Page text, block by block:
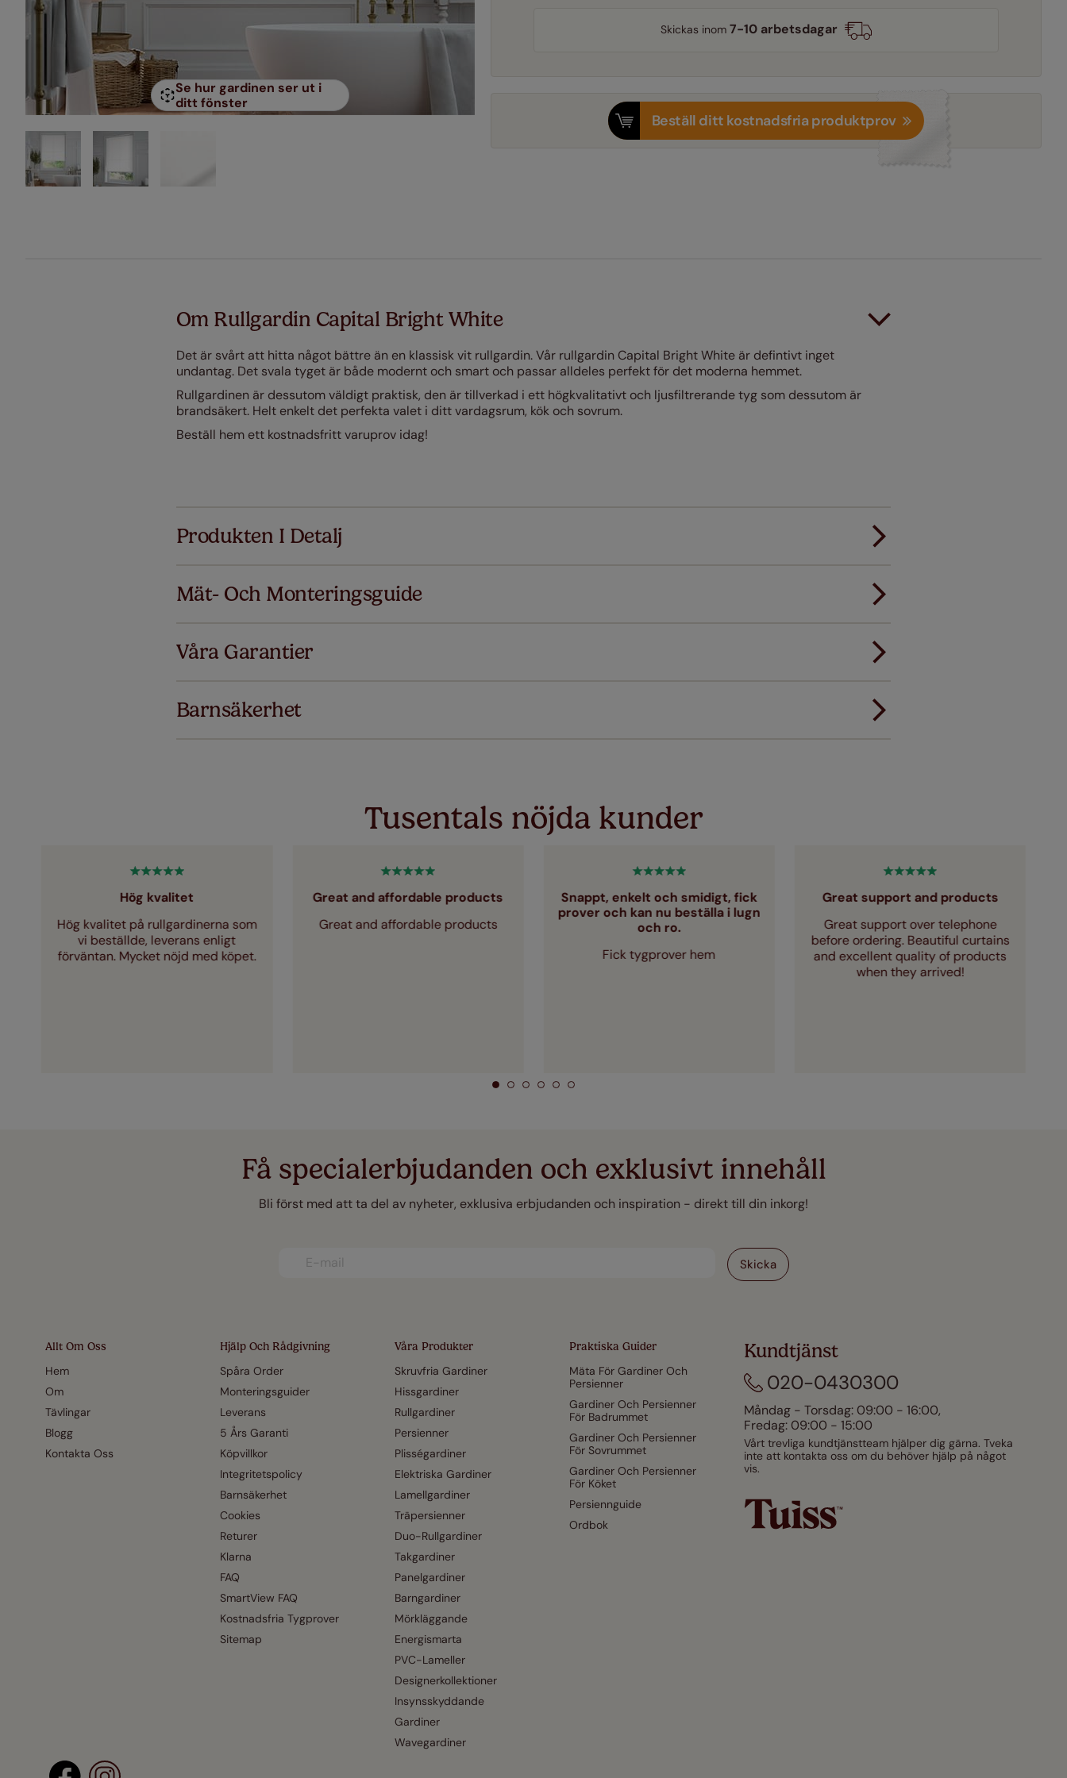
Se hur gardinen ser ut i
ditt fönster
Skickas inom 7-10 arbetsdagar
Beställ ditt kostnadsfria produktprov
Om Rullgardin Capital Bright White
Det är svårt att hitta något bättre än en klassisk vit rullgardin. Vår rullgardin Capital Bright White är defintivt inget
undantag. Det svala tyget är både modernt och smart och passar alldeles perfekt för det moderna hemmet.
Rullgardinen är dessutom väldigt praktisk, den är tillverkad i ett högkvalitativt och ljusfiltrerande tyg som dessutom är
brandsäkert. Helt enkelt det perfekta valet i ditt vardagsrum, kök och sovrum.
Beställ hem ett kostnadsfritt varuprov idag!
Produkten I Detalj
Mät- Och Monteringsguide
Våra Garantier
Just a few simple T&Cs apply - you can check them out
Barnsäkerhet
Tusentals nöjda kunder
Hög kvalitet
Hög kvalitet på rullgardinerna som
vi beställde, leverans enligt
förväntan. Mycket nöjd med köpet.
Great and affordable products
Great and affordable products
Snappt, enkelt och smidigt, fick
prover och kan nu beställa i lugn
och ro.
Fick tygprover hem
Great support and products
Great support over telephone
before ordering. Beautiful curtains
and excellent quality of products
when they arrived!
Få specialerbjudanden och exklusivt innehåll
Bli först med att ta del av nyheter, exklusiva erbjudanden och inspiration - direkt till din inkorg!
Allt Om Oss
Hem
Om
Tävlingar
Blogg
Kontakta Oss
Hjälp Och Rådgivning
Spåra Order
Monteringsguider
Leverans
5 Års Garanti
Köpvillkor
Integritetspolicy
Barnsäkerhet
Cookies
Returer
Klarna
FAQ
SmartView FAQ
Kostnadsfria Tygprover
Sitemap
Våra Produkter
Skruvfria Gardiner
Hissgardiner
Rullgardiner
Persienner
Plisségardiner
Elektriska Gardiner
Lamellgardiner
Träpersienner
Duo-Rullgardiner
Takgardiner
Panelgardiner
Barngardiner
Mörkläggande
Energismarta
PVC-Lameller
Designerkollektioner
Insynsskyddande
Gardiner
Wavegardiner
Praktiska Guider
Mäta För Gardiner Och
Persienner
Gardiner Och Persienner
För Badrummet
Gardiner Och Persienner
För Sovrummet
Gardiner Och Persienner
För Köket
Persiennguide
Ordbok
Kundtjänst
020-0430300
Måndag - Torsdag: 09:00 - 16:00,
Fredag: 09:00 - 15:00
Vårt trevliga kundtjänstteam hjälper dig gärna. Tveka
inte att kontakta oss om du behöver hjälp på något
vis.